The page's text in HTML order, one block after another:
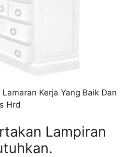
Kerja Yang Baik Dan
Hrd
Lampiran